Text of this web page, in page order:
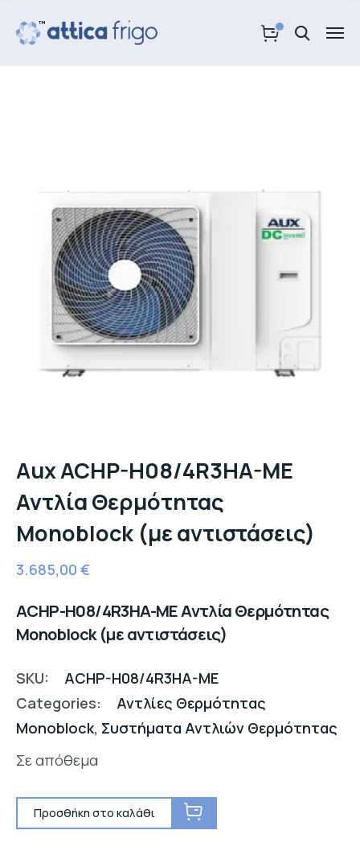
Aux ACHP-H08/4R3HA-ME
Αντλία Θερμότητας
Monoblock (με αντιστάσεις)
3.685,00 €
ACHP-H08/4R3HA-ME Αντλία Θερμότητας
Monoblock (με αντιστάσεις)
SKU:
ACHP-H08/4R3HA-ME
Categories:
Αντλίες Θερμότητας
Monoblock, Συστήματα Αντλιών Θερμότητας
Σε απόθεμα
Προσθήκη στο καλάθι